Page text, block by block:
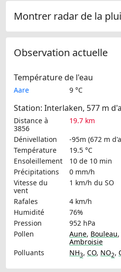
Montrer radar de la
Observation actuelle
Température de l'eau
Aare 9 °C
Station: Interlaken, 577 m
Distance à
3856
19.7 km
Dénivellation
-95m (672 m
Température
19.5 °C
Ensoleillement
10 de 10 min
Précipitations
0 mm/h
Vitesse du
vent
1 km/h du SO
Rafales
4 km/h
Humidité
76%
Pression
952 hPa
Pollen
Aune, Bouleau,
Ambroisie
Polluants
NH3, CO, NO2,